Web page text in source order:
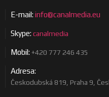
E-mail:info@canalmedia.eu
Skype:canalmedia
Mobil:+420 777 246 435
Adresa:
Českodubská 819, Praha 9,